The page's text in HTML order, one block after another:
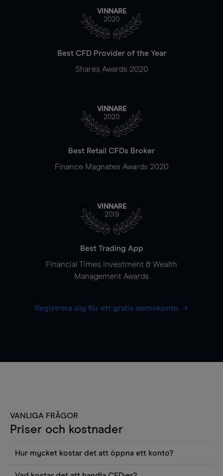
VINNARE
2020
Best CFD Provider of the Year
Shares Awards 2020
VINNARE
2020
Best Retail CFDs Broker
Finance Magnates Awards 2020
VINNARE
2019
Best Trading App
Financial Times Investment & Wealth
Management Awards
Registrera dig för ett gratis demokonto
VANLIGA FRÅGOR
Priser och kostnader
Hur mycket kostar det att öppna ett konto?